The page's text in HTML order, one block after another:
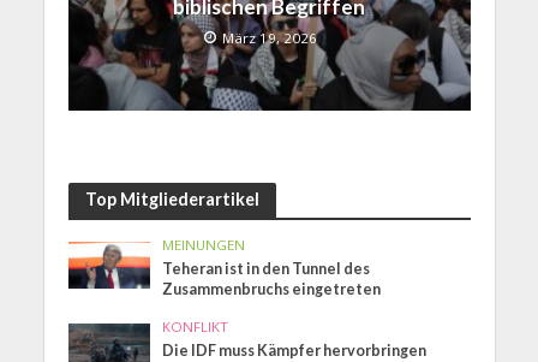
biblischen Begriffen
März 19, 2026
Top Mitgliederartikel
MEINUNGEN
Teheran ist in den Tunnel des
Zusammenbruchs eingetreten
KONFLIKT
Die IDF muss Kämpfer hervorbringen